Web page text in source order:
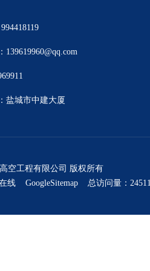
139619960@qq.com
盐城市中建大厦
空工程有限公司 版权所有
线 GoogleSitemap 总访问量：